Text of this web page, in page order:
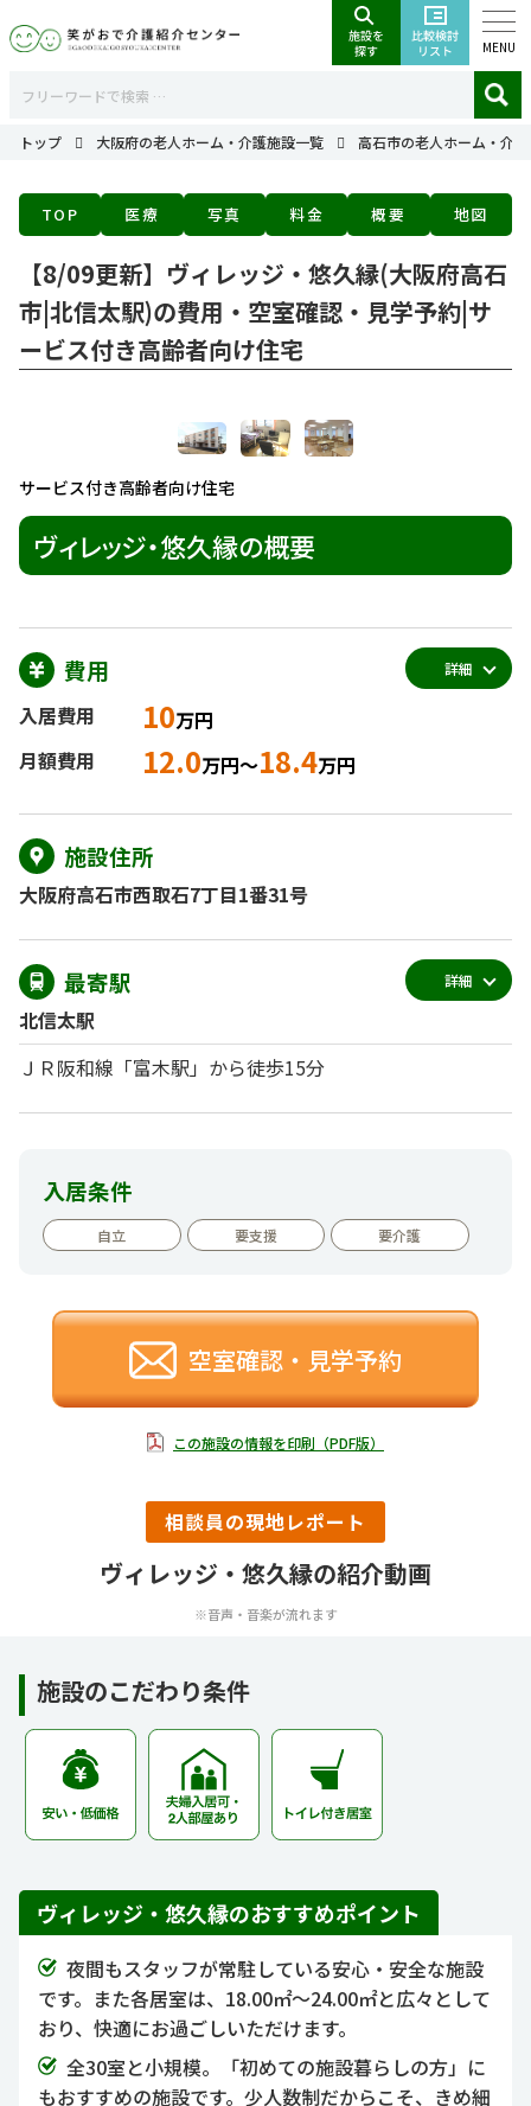
MENU
トップ 大阪府の老人ホーム・介護施設一覧 高石市の老人ホーム・介
TOP 医療 写真 料金 概要 地図
【8/09更新】ヴィレッジ・悠久縁(大阪府高石
市|北信太駅)の費用・空室確認・見学予約|サ
ービス付き高齢者向け住宅
サービス付き高齢者向け住宅
ヴィレッジ・悠久縁の概要
費用
入居費用 10万円
月額費用
12.0万円～18.4万円
詳細
施設住所
大阪府高石市西取石7丁目1番31号
最寄駅
北信太駅
ＪＲ阪和線「富木駅」から徒歩15分
詳細
入居条件
自立 要支援 要介護
空室確認・見学予約
この施設の情報を印刷（PDF版）
相談員の現地レポート
ヴィレッジ・悠久縁の紹介動画
※音声・音楽が流れます
施設のこだわり条件
ヴィレッジ・悠久縁のおすすめポイント
夜間もスタッフが常駐している安心・安全な施設
です。また各居室は、18.00㎡～24.00㎡と広々として
おり、快適にお過ごしいただけます。
全30室と小規模。「初めての施設暮らしの方」に
もおすすめの施設です。少人数制だからこそ、きめ細